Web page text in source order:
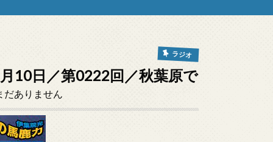
ラジオ
10日／第0222回／秋葉原で
だありません